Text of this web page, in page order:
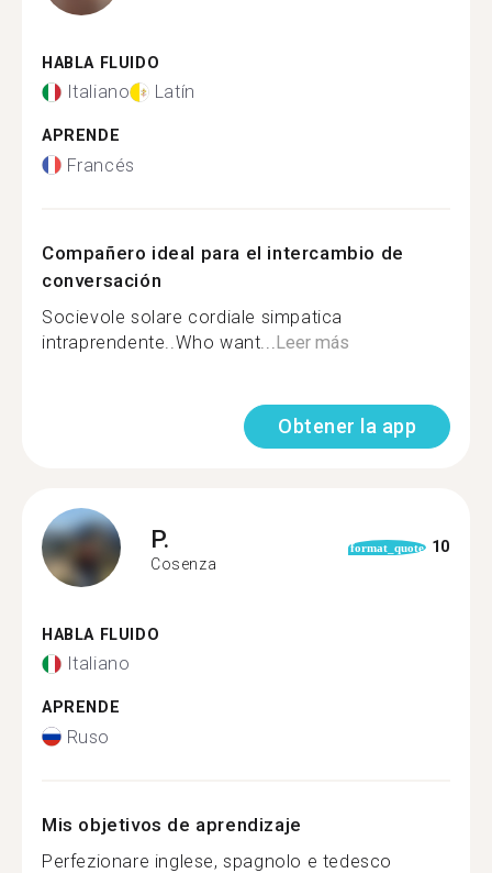
HABLA FLUIDO
Italiano Latín
APRENDE
Francés
Compañero ideal para el intercambio de
conversación
Socievole solare cordiale simpatica
intraprendente..Who want... Leer más
Obtener la app
P.
Cosenza
format_quote 10
HABLA FLUIDO
Italiano
APRENDE
Ruso
Mis objetivos de aprendizaje
Perfezionare inglese, spagnolo e tedesco